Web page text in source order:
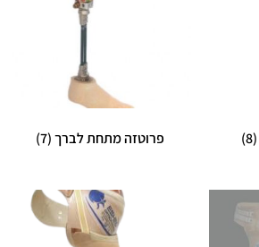
(8) פרוטזה מתחת לברך(7)